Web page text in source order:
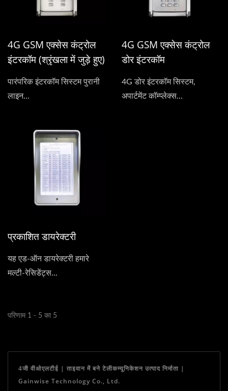
4G GSM एक्सेस कंट्रोल
इंटरकॉम (श्रृंखला में जुड़े हुए)
पारंपरिक इंटरकॉम सिस्टम पुरानी
लाइन...
4G GSM एक्सेस कंट्रोल
डोर इंटरकॉम
4G डोर इंटरकॉम सिस्टम,
अपार्टमेंट कॉम्प्लेक्स...
प्रकाशित डायरेक्टरी
यह एड-ऑन डायरेक्टरी हमारे
मल्टी-रेसिडेंट्स...
परिणाम 1 - 5 का 5
4जी वीओएलटीई | ताइवान में बने टेलीकम्यूनिकेशन उत्पाद निर्माता |
Gainwise Technology Co., Ltd.